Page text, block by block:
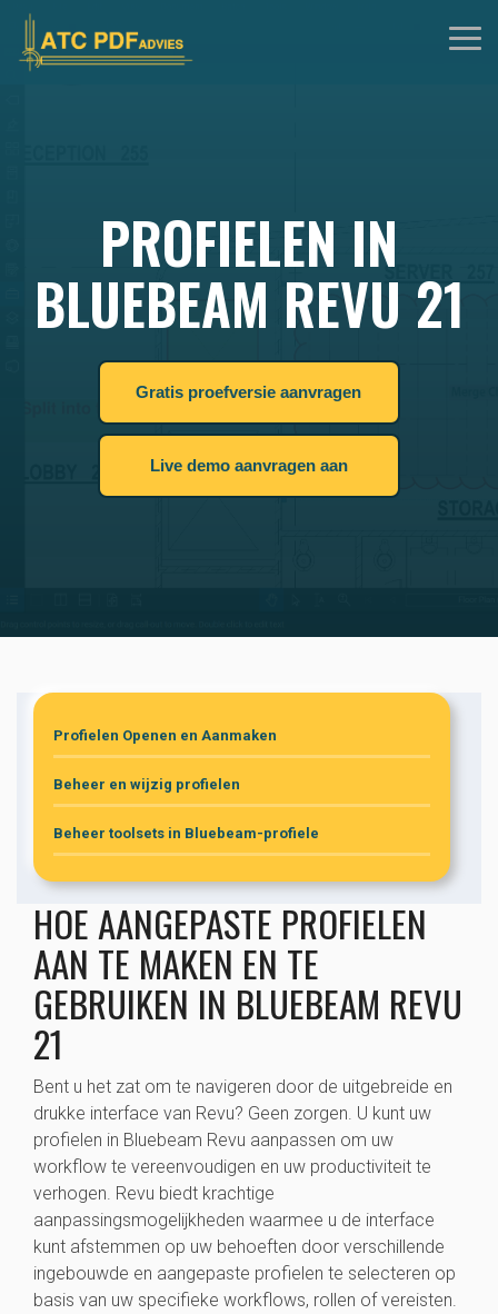
Skip
the
main
PROFIELEN IN
BLUEBEAM REVU 21
Gratis proefversie aanvragen
Live demo aanvragen aan
Profielen Openen en Aanmaken
Beheer en wijzig profielen
Beheer toolsets in Bluebeam-profiele
HOE AANGEPASTE PROFIELEN
AAN TE MAKEN EN TE
GEBRUIKEN IN BLUEBEAM REVU
21
Bent u het zat om te navigeren door de uitgebreide en
drukke interface van Revu? Geen zorgen. U kunt uw
profielen in Bluebeam Revu aanpassen om uw
workflow te vereenvoudigen en uw productiviteit te
verhogen. Revu biedt krachtige
aanpassingsmogelijkheden waarmee u de interface
kunt afstemmen op uw behoeften door verschillende
ingebouwde en aangepaste profielen te selecteren op
basis van uw specifieke workflows, rollen of vereisten.